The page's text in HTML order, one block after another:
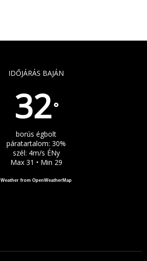
IDŐJÁRÁS BAJÁN
32°
borús égbolt
páratartalom: 30%
szél: 4m/s ÉNy
Max 31 • Min 29
Weather from OpenWeatherMap